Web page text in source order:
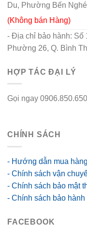
Du, Phường Bến
(Không bán Hàng)
- Địa chỉ bảo hành: Số
Phường 26, Q. Bình
HỢP TÁC ĐẠI LÝ
Gọi ngay
CHÍNH SÁCH
- Hướng dẫn mua
- Chính sách vận
- Chính sách bảo mật
- Chính sách bảo hành
FACEBOOK